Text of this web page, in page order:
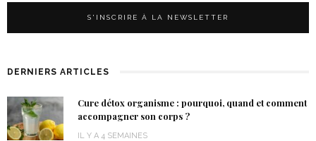
DERNIERS ARTICLES
Cure détox organisme : pourquoi, quand et comment
accompagner son corps ?
IL Y A 4 SEMAINES